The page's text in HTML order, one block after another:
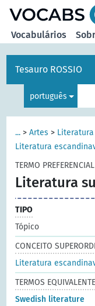
Vocabulários
Tesauro ROSSIO
português
... >Artes > Literatura
Literatura
TERMO PREFERENCIAL
Literatura
TIPO
Tópico
CONCEITO
Literatura
TERMOS
Swedish literature